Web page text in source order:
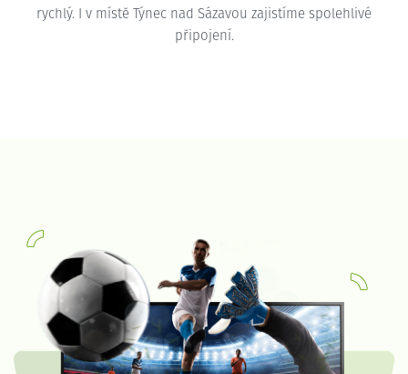
rychlý. I v místě Týnec nad Sázavou zajistíme spolehlivé
připojení.